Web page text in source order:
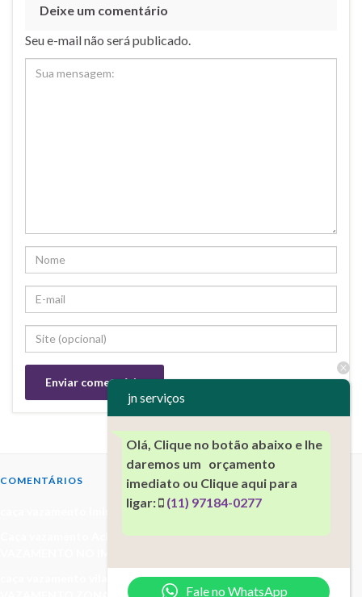
Deixe um comentário
Seu e-mail não será publicado.
COMENTÁRIOS
emCAÇA VAZAMENTO NO IMIRIM
caça vazamento vila baruel(11)97184-0277 -emCAÇA
jn serviços
Olá, Clique no botão abaixo e lhe
daremos um orçamento
imediato ou Clique aqui para
ligar:
(11) 97184-0277
Fale no WhatsApp